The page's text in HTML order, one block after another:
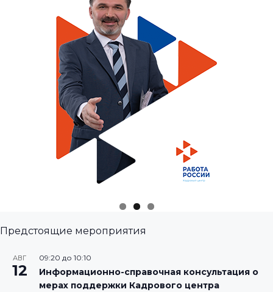
Предстоящие мероприятия
АВГ
12
09:20 до 10:10
Информационно-справочная консультация о
мерах поддержки Кадрового центра